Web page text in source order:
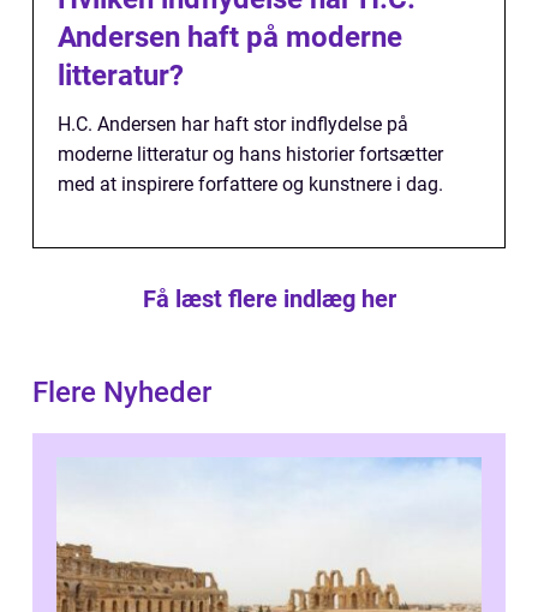
Andersen haft på moderne
litteratur?
H.C. Andersen har haft stor indflydelse på
moderne litteratur og hans historier fortsætter
med at inspirere forfattere og kunstnere i dag.
Få læst flere indlæg her
Flere Nyheder